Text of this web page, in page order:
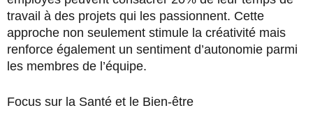
travail à des projets qui les passionnent. Cette
approche non seulement stimule la créativité mais
renforce également un sentiment d’autonomie parmi
les membres de l’équipe.
Focus sur la Santé et le Bien-être